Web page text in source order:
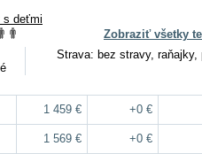
s deťmi
Zobraziť všetky
Strava: bez stravy, raňajky,
1 459 € +0 €
1 569 € +0 €